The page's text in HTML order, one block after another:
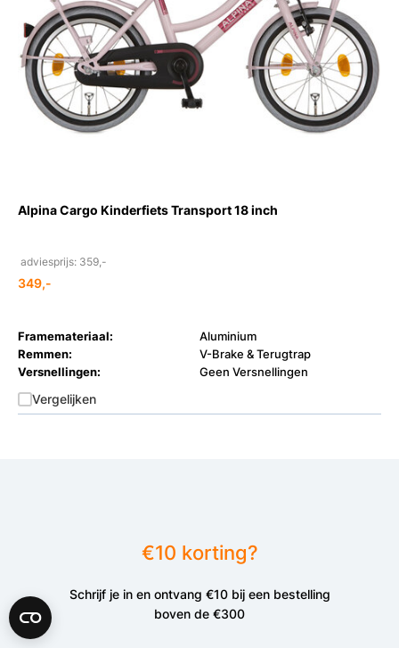
Alpina Cargo Kinderfiets Transport 18 inch
adviesprijs: 359,-
349,-
Framemateriaal:
Aluminium
Remmen:
V-Brake & Terugtrap
Versnellingen:
Geen Versnellingen
Vergelijken
€10 korting?
Schrijf je in en ontvang €10 bij een bestelling
boven de €300
Schrijf je in en ontvang €10 korting*,
*Op fietsen met een orderbedrag van min. €300.
*Op e-bikes met een orderbedrag van min. €1300.